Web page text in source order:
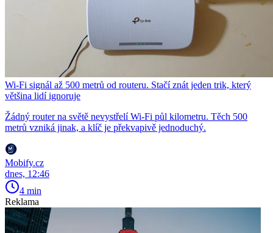
Wi-Fi signál až 500 metrů od routeru. Stačí znát jeden trik, který
většina lidí ignoruje
Žádný router na světě nevystřelí Wi-Fi půl kilometru. Těch 500
metrů vzniká jinak, a klíč je překvapivě jednoduchý.
Mobify.cz
dnes, 12:46
4 min
Reklama